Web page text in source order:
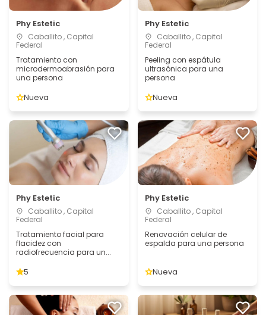
Phy Estetic
Caballito , Capital
Federal
Tratamiento con
microdermoabrasión para
una persona
Nueva
Phy Estetic
Caballito , Capital
Federal
Peeling con espátula
ultrasónica para una
persona
Nueva
Phy Estetic
Caballito , Capital
Federal
Tratamiento facial para
flacidez con
radiofrecuencia para un...
5
Phy Estetic
Caballito , Capital
Federal
Renovación celular de
espalda para una persona
Nueva